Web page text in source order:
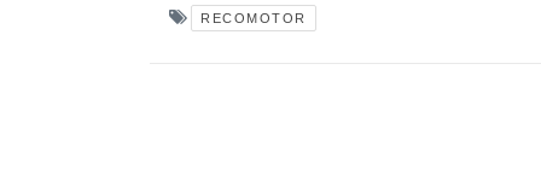
RECOMOTOR